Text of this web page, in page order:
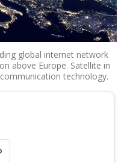
global internet network
above Europe. Satellite in
technology.